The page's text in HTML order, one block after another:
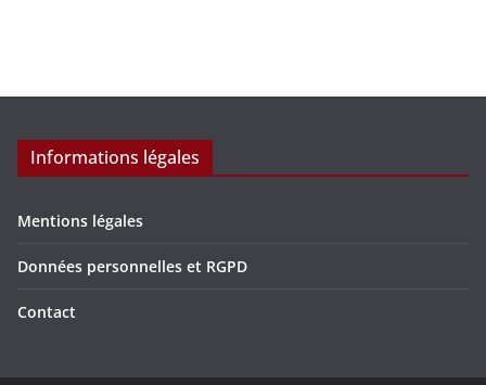
Informations légales
Mentions légales
Données personnelles et RGPD
Contact